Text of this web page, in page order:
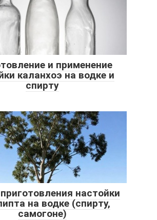
и применение
каланхоэ на водке и
спирту
настойки
на водке (спирту,
самогоне)